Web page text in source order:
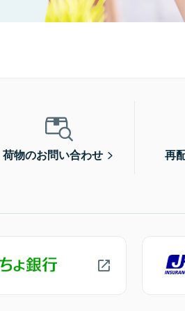
荷物のお問い合わせ 再